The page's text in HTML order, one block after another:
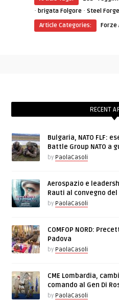
·brigata Folgore ·Steel Forge
Article Categories:
Forze
RECENT
Bulgaria, NATO FLF:
Battle Group NATO a
by PaolaCasoli
Aerospazio e
Rauti al convegno del
by PaolaCasoli
COMFOP NORD:
Padova
by PaolaCasoli
CME Lombardia,
comando al Gen Di
by PaolaCasoli